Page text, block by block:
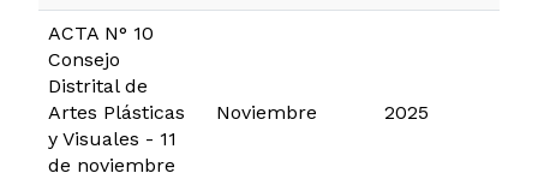
ACTA N° 10
Consejo
Distrital de
Artes Plásticas
y Visuales - 11
de noviembre
Noviembre 2025